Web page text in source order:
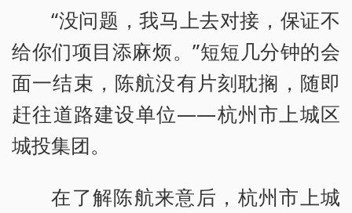
“没问题，我马上去对接，保证不
给你们项目添麻烦。”短短几分钟的会
面一结束，陈航没有片刻耽搁，随即
赶往道路建设单位——杭州市上城区
城投集团。
在了解陈航来意后，杭州市上城